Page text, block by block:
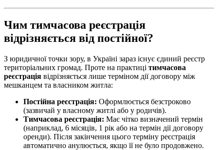
Чим тимчасова реєстрація
відрізняється від постійної?
З юридичної точки зору, в Україні зараз існує єдиний реєстр
територіальних громад. Проте на практиці тимчасова
реєстрація відрізняється лише терміном дії договору між
мешканцем та власником житла:
Постійна реєстрація: Оформлюється безстроково
(зазвичай у власному житлі або у родичів).
Тимчасова реєстрація: Має чітко визначений термін
(наприклад, 6 місяців, 1 рік або на термін дії договору
оренди). Після закінчення цього терміну реєстрація
автоматично анулюється, якщо її не було продовжено.